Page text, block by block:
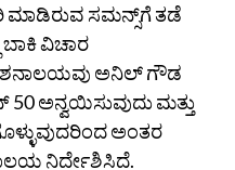
ಮಾಡಿರುವ ಸಮನ್ಸ್‌ಗೆ ತಡೆ
ಬಾಕಿ ವಿಚಾರ
ಅನಿಲ್‌ ಗೌಡ
ಅನ್ವಯಿಸುವುದು ಮತ್ತು
ಅಂತರ
ನಿರ್ದೇಶಿಸಿದೆ.